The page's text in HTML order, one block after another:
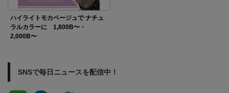
ハイライトモカベージュで ナチュ
ラルカラーに 1,800B〜・
2,000B〜
SNSで毎日ニュースを配信中！